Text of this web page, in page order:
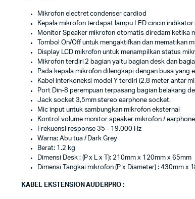
Mikrofon electret condenser cardiod
Kepala mikrofon terdapat lampu LED cincin
Monitor Speaker mikrofon otomatis diredam ketika
Tombol On/Off untuk mengaktifkan dan mematikan
Display LCD mikrofon untuk menampilkan status
Mikrofon terdiri 2 bagian yaitu bagian desk dan
Pada kepala mikrofon dilengkapi dengan busa yang
Kabel interkoneksi model Y terdiri (2.8 meter antar
Port Din-8 perempuan terpasang bagian belakang
Jack socket 3,5mm stereo earphone socket.
Mic input untuk sambungkan mikrofon eksternal
Kontrol volume monitor speaker mikrofon / earphone
Frekuensi response 35 - 19.000 Hz
Warna: Abu tua / Dark Grey
Berat: 1.2 kg
Dimensi Desk : (P x L x T): 210mm x 120mm x 65mm
Dimensi Tangkai mikrofon (P x Diameter) : 430mm x
KABEL EKSTENSION AUDERPRO :